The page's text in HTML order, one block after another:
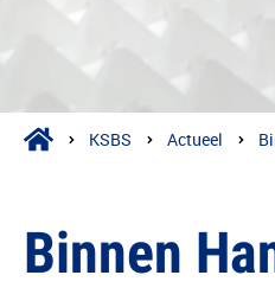
KSBS Actueel
Binnen